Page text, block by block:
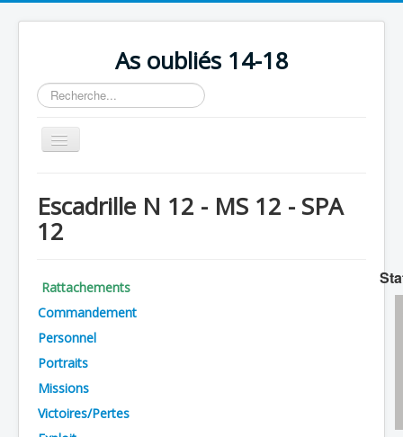
As oubliés 14-18
Rechercher
Basculer
la
Chronologie
Escadrilles
Avions
Personnels
Formation
Doctrines
Batailles
Escadrille N 12 - MS 12 - SPA
12
Rattachements
Commandement
Personnel
Portraits
Missions
Victoires/Pertes